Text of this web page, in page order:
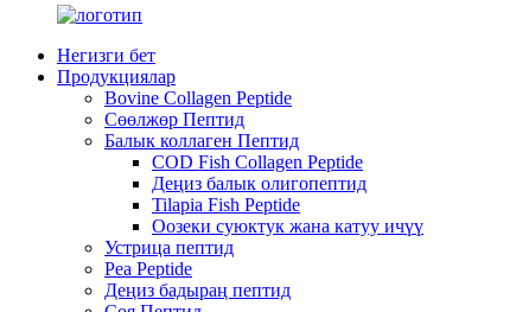
Негизги бет
Продукциялар
Bovine Collagen Peptide
Сөөлжөр Пептид
Балык коллаген Пептид
COD Fish Collagen Peptide
Деңиз балык олигопептид
Tilapia Fish Peptide
Оозеки суюктук жана катуу ичүү
Устрица пептид
Pea Peptide
Деңиз бадыраң пептид